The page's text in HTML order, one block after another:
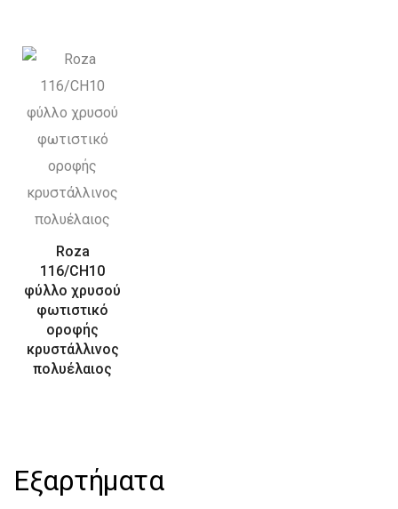
Roza
116/CH10
φύλλο χρυσού
φωτιστικό
οροφής
κρυστάλλινος
πολυέλαιος
Εξαρτήματα